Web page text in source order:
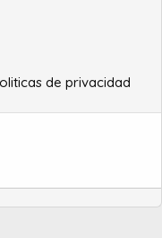
de privacidad